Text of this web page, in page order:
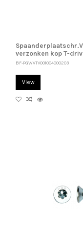
verzonken kop T-
BF-PGWVTV001004000203
View